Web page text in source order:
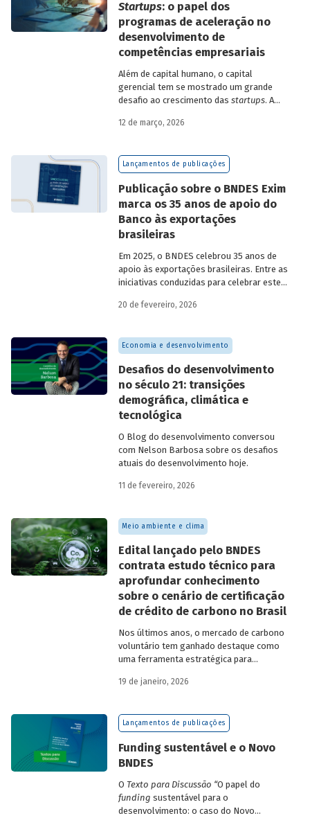
Startups: o papel dos
programas de aceleração no
desenvolvimento de
competências empresariais
Além de capital humano, o capital
gerencial tem se mostrado um grande
desafio ao crescimento das startups. A
como programas de aceleração têm
desafio.
12 de março, 2026
Lançamentos de publicações
Publicação sobre o BNDES Exim
marca os 35 anos de apoio do
Banco às exportações
brasileiras
Em 2025, o BNDES celebrou 35 anos de
apoio às exportações brasileiras. Entre as
iniciativas conduzidas para celebrar este
quanto para a história do
Brasil, está o lançamento da publicação
“BNDES Exim: 35 anos de apoio às
20 de fevereiro, 2026
Economia e desenvolvimento
Desafios do desenvolvimento
no século 21: transições
demográfica, climática e
tecnológica
O Blog do desenvolvimento conversou
com Nelson Barbosa sobre os desafios
atuais do desenvolvimento hoje.
11 de fevereiro, 2026
Meio ambiente e clima
Edital lançado pelo BNDES
contrata estudo técnico para
aprofundar conhecimento
sobre o cenário de certificação
de crédito de carbono no Brasil
Nos últimos anos, o mercado de carbono
voluntário tem ganhado destaque como
uma ferramenta estratégica para
de carbono e demonstrar compromisso
19 de janeiro, 2026
Lançamentos de publicações
Funding sustentável e o Novo
BNDES
O Texto para Discussão “O papel do
funding sustentável para o
desenvolvimento: o caso do Novo